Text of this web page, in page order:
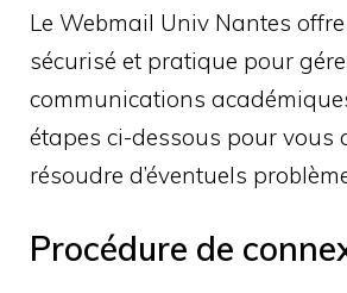
Le Webmail Univ Nantes
sécurisé et pratique pour
communications
étapes ci-dessous pour vous
résoudre d’éventuels
Procédure de